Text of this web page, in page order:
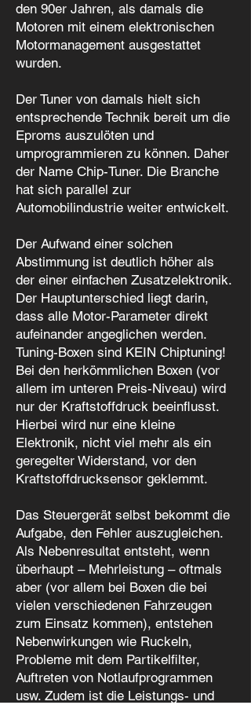
den 90er Jahren, als damals die
Motoren mit einem elektronischen
Motormanagement ausgestattet
wurden.
Der Tuner von damals hielt sich
entsprechende Technik bereit um die
Eproms auszulöten und
umprogrammieren zu können. Daher
der Name Chip-Tuner. Die Branche
hat sich parallel zur
Automobilindustrie weiter entwickelt.
Der Aufwand einer solchen
Abstimmung ist deutlich höher als
der einer einfachen Zusatzelektronik.
Der Hauptunterschied liegt darin,
dass alle Motor-Parameter direkt
aufeinander angeglichen werden.
Tuning-Boxen sind KEIN Chiptuning!
Bei den herkömmlichen Boxen (vor
allem im unteren Preis-Niveau) wird
nur der Kraftstoffdruck beeinflusst.
Hierbei wird nur eine kleine
Elektronik, nicht viel mehr als ein
geregelter Widerstand, vor den
Kraftstoffdrucksensor geklemmt.
Das Steuergerät selbst bekommt die
Aufgabe, den Fehler auszugleichen.
Als Nebenresultat entsteht, wenn
überhaupt – Mehrleistung – oftmals
aber (vor allem bei Boxen die bei
vielen verschiedenen Fahrzeugen
zum Einsatz kommen), entstehen
Nebenwirkungen wie Ruckeln,
Probleme mit dem Partikelfilter,
Auftreten von Notlaufprogrammen
usw. Zudem ist die Leistungs- und